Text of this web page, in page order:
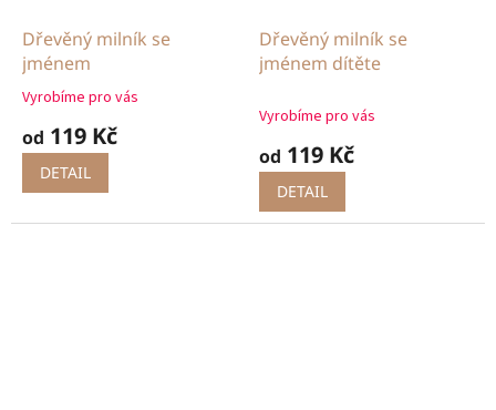
Dřevěný milník se
jménem
Průměrné
produktu
5
Vyrobíme pro vás
od 119 Kč
DETAIL
Dřevěný milník se
jménem dítěte
Vyrobíme pro vás
od 119 Kč
DETAIL